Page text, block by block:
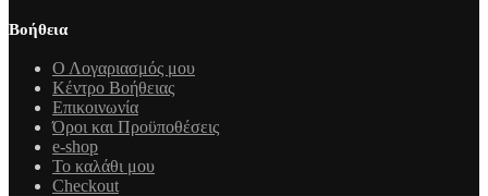
Βοήθεια
Ο Λογαριασμός μου
Κέντρο Βοήθειας
Επικοινωνία
Όροι και Προϋποθέσεις
e-shop
Το καλάθι μου
Checkout